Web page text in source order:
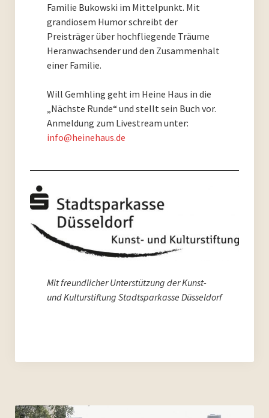
Archiv 2020
Archiv 2019
Archiv 2017
Archiv 2016
Archiv 2014
Archiv 2013
Archiv 2012
Archiv 2011
Familie Bukowski im Mittelpunkt. Mit
grandiosem Humor schreibt der
Preisträger über hochfliegende Träume
Heranwachsender und den Zusammenhalt
einer Familie.
Will Gemhling geht im Heine Haus in die
„Nächste Runde“ und stellt sein Buch vor.
Anmeldung zum Livestream unter:
info@heinehaus.de
Mit freundlicher Unterstützung der Kunst-
und Kulturstiftung Stadtsparkasse Düsseldorf